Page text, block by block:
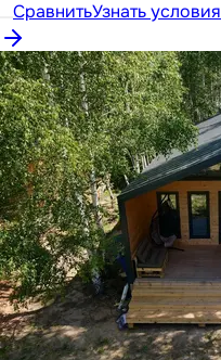
СравнитьУзнать условия